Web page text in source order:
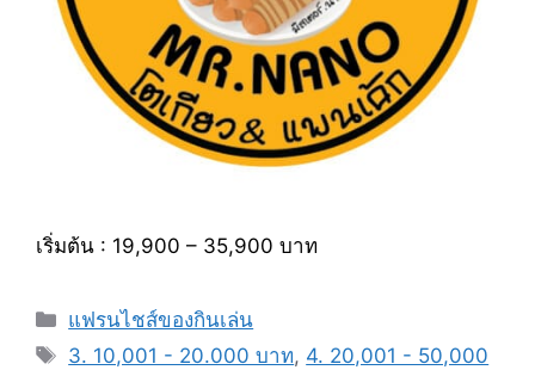
เริ่มต้น : 19,900 – 35,900 บาท
หมวด
หมู่
แฟรนไชส์ของกินเล่น
แท็ก
3. 10,001 - 20.000 บาท, 4. 20,001 - 50,000